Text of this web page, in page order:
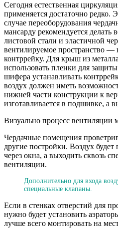
Сегодня естественная
применяется достаточно редко.
случае переоборудования
мансарду рекомендуется
листовой стали и эластичной
вентилируемое пространство —
контррейку. Для крыш из
использовать пленки для
шифера устанавливать
воздух должен иметь
нижней части конструкции к
изготавливается в подшивке, а
Визуально процесс вентиляции
Чердачные помещения
другие постройки. Воздух
через окна, а выходить сквозь
вентиляции.
Дополнительно для входа
специальные клапаны.
Если в стенках отверстий для
нужно будет установить
лучше всего монтировать на